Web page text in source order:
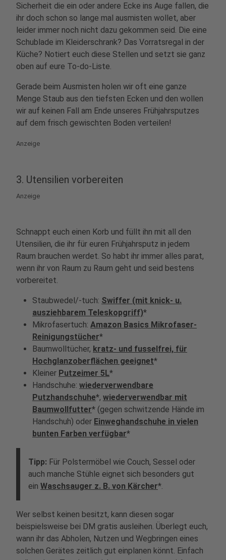
Sicherheit die ein oder andere Ecke ins Auge fallen, die
ihr doch schon so lange mal ausmisten wollet, aber
leider immer noch nicht dazu gekommen seid. Die eine
Schublade im Kleiderschrank? Das Vorratsregal in der
Küche? Notiert euch diese Stellen und setzt sie ganz
oben auf eure To-do-Liste.
Gerade beim Ausmisten holen wir oft eine ganze
Menge Staub aus den tiefsten Ecken und den wollen
wir auf keinen Fall am Ende unseres Frühjahrsputzes
auf dem frisch gewischten Boden verteilen!
Anzeige
3. Utensilien vorbereiten
Anzeige
Schnappt euch einen Korb und füllt ihn mit all den
Utensilien, die ihr für euren Frühjahrsputz in jedem
Raum brauchen werdet. So habt ihr immer alles parat,
wenn ihr von Raum zu Raum geht und seid bestens
vorbereitet.
Staubwedel/-tuch: Swiffer (mit knick- u.
ausziehbarem Teleskopgriff)*
Mikrofasertuch: Amazon Basics Mikrofaser-
Reinigungstücher*
Baumwolltücher, kratz- und fusselfrei, für
Hochglanzoberflächen geeignet*
Kleiner Putzeimer 5L*
Handschuhe: wiederverwendbare
Putzhandschuhe*, wiederverwendbar mit
Baumwollfutter* (gegen schwitzende Hände im
Handschuh) oder Einweghandschuhe in vielen
bunten Farben verfügbar*
Tipp: Für Polstermöbel wie Couch, Sessel oder
auch manche Stühle eignet sich besonders gut
ein Waschsauger z. B. von Kärcher*.
Wer selbst keinen besitzt, kann diesen sogar
beispielsweise bei DM gratis ausleihen. Überlegt euch,
wann ihr das Abholen, Nutzen und Wegbringen eines
solchen Gerätes zeitlich gut einplanen könnt. Einfach